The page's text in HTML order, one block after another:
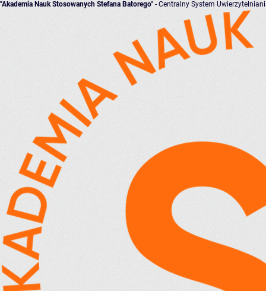
"Akademia Nauk Stosowanych Stefana Batorego" - Centralny System